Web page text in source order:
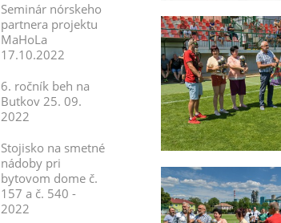
Seminár nórskeho
partnera projektu
MaHoLa
17.10.2022
6. ročník beh na
Butkov 25. 09.
2022
Stojisko na smetné
nádoby pri
bytovom dome č.
157 a č. 540 -
2022